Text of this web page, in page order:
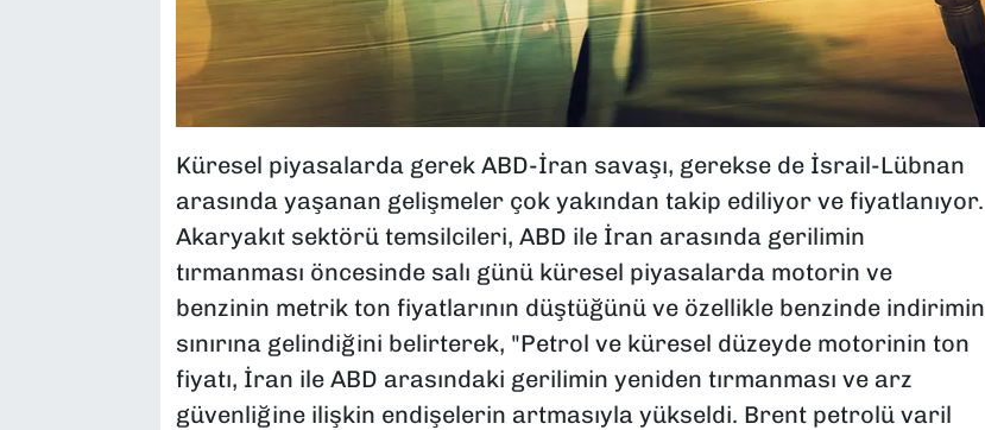
Küresel piyasalarda gerek ABD-İran savaşı, gerekse de İsrail-Lübnan
arasında yaşanan gelişmeler çok yakından takip ediliyor ve fiyatlanıyor.
Akaryakıt sektörü temsilcileri, ABD ile İran arasında gerilimin
tırmanması öncesinde salı günü küresel piyasalarda motorin ve
benzinin metrik ton fiyatlarının düştüğünü ve özellikle benzinde indirimin
sınırına gelindiğini belirterek, "Petrol ve küresel düzeyde motorinin ton
fiyatı, İran ile ABD arasındaki gerilimin yeniden tırmanması ve arz
güvenliğine ilişkin endişelerin artmasıyla yükseldi. Brent petrolü varil